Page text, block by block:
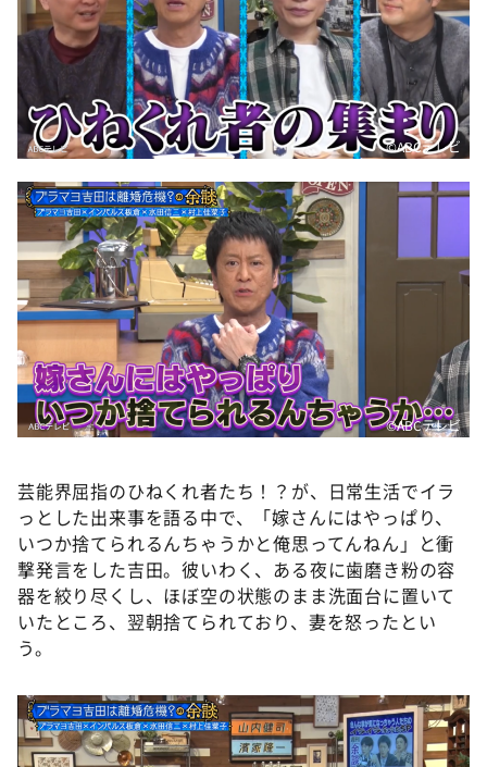
©️ABCテレビ
©️ABCテレビ
芸能界屈指のひねくれ者たち！？が、日常生活でイラ
っとした出来事を語る中で、「嫁さんにはやっぱり、
いつか捨てられるんちゃうかと俺思ってんねん」と衝
撃発言をした吉田。彼いわく、ある夜に歯磨き粉の容
器を絞り尽くし、ほぼ空の状態のまま洗面台に置いて
いたところ、翌朝捨てられており、妻を怒ったとい
う。